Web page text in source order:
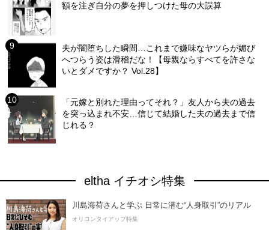
額を注ぎ自分の夢を押しつけた母の大誤算
夫が闇堕ちした瞬間…これまで嫌味なヤツらが媚び
へつらう姿は滑稽だな！【母親ならすべてを許さな
いとダメですか？ Vol.28】
「元嫁と別れた理由ってそれ？」友人から夫の過去
を突っ込まれ不安…信じて結婚した夫の過去まで信
じれる？
eltha イチオシ特集
川島海荷さんと学ぶ 日常に潜む“人身取引”のリアル
オリコンタイアップ特集